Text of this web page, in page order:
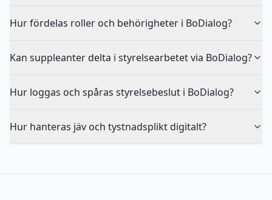
Hur fördelas roller och behörigheter i BoDialog?
Kan suppleanter delta i styrelsearbetet via BoDialog?
Hur loggas och spåras styrelsebeslut i BoDialog?
Hur hanteras jäv och tystnadsplikt digitalt?